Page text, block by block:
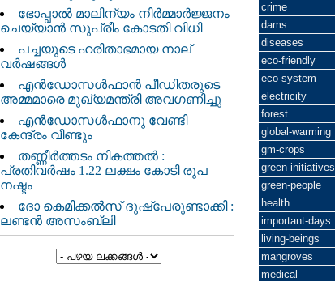
ഭോപ്പാൽ മാലിന്യം നിർമ്മാർജ്ജനം
ചെയ്യാൻ സുപ്രീം കോടതി വിധി
പച്ചയുടെ ഹരിതാഭമായ നാല്
വര്‍ഷങ്ങള്‍
എന്‍ഡോസള്‍ഫാന്‍ പീഡിതരുടെ
അമ്മമാരെ മുഖ്യമന്ത്രി അവഗണിച്ചു
എന്‍ഡോസള്‍ഫാനു വേണ്ടി
കേന്ദ്രം വീണ്ടും
തണ്ണീര്‍ത്തടം നികത്തൽ :‍
പ്രതിവര്‍ഷം 1.22 ലക്ഷം കോടി രൂപ
നഷ്ടം
ദോ കെമിക്കൽസ് ദുഷ്പേരുണ്ടാക്കി :
ലണ്ടൻ അസംബ്ലി
crime
dams
diseases
eco-friendly
eco-system
electricity
forest
global-warming
gm-crops
green-initiatives
green-people
health
important-days
living-beings
mangroves
medical